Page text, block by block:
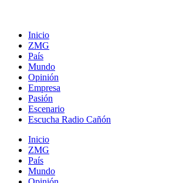
Inicio
ZMG
País
Mundo
Opinión
Empresa
Pasión
Escenario
Escucha Radio Cañón
Inicio
ZMG
País
Mundo